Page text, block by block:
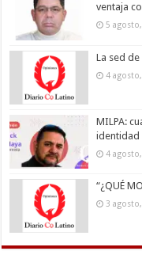
ventaja
5
La sed
4
MILPA:
identidad
4
“¿QUÉ
3